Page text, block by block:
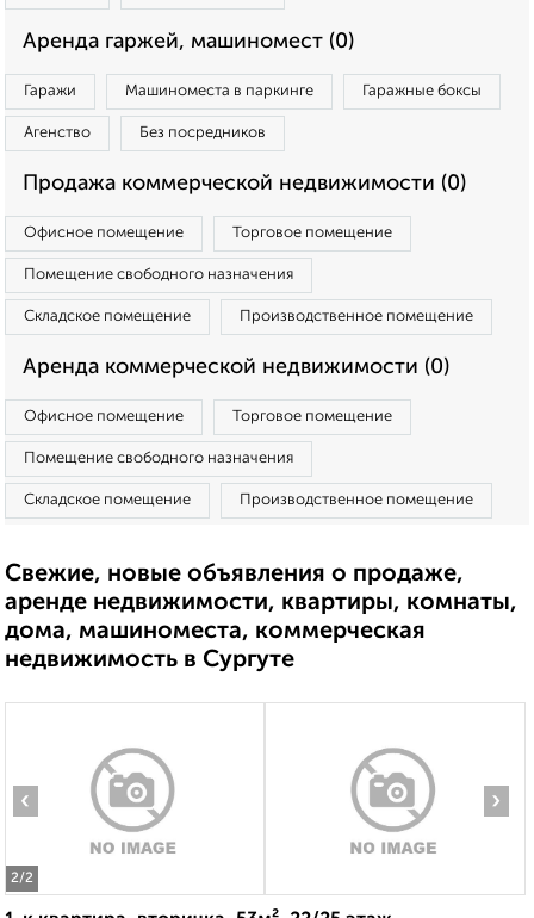
Аренда гаржей, машиномест (0)
Гаражи Машиноместа в паркинге Гаражные боксы
Агенство Без посредников
Продажа коммерческой недвижимости (0)
Офисное помещение Торговое помещение
Помещение свободного назначения
Складское помещение Производственное помещение
Аренда коммерческой недвижимости (0)
Офисное помещение Торговое помещение
Помещение свободного назначения
Складское помещение Производственное помещение
Свежие, новые объявления о продаже,
аренде недвижимости, квартиры, комнаты,
дома, машиноместа, коммерческая
недвижимость в Сургуте
2/2
‹ ›